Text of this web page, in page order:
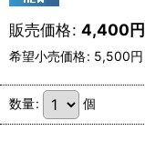
販売価格: 4,400円
希望小売価格: 5,500円
数量: 個